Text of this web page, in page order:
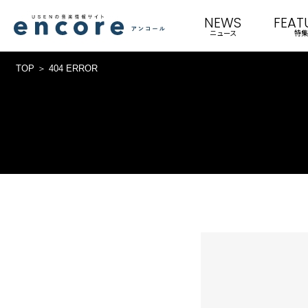
NEWS
ニュース 特集
TOP 404 ERROR